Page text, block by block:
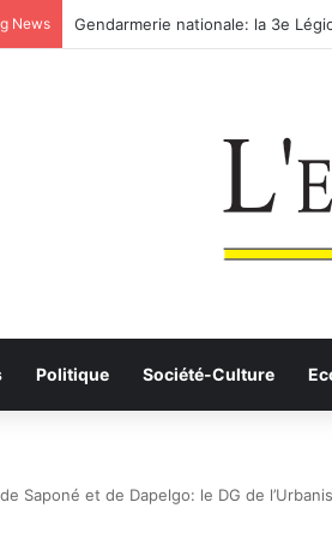
News Anhui: le pont routier-ferroviaire
Politique Société-Culture
Saponé et de Dapelgo: le DG de